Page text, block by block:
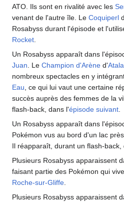
ATO. Ils sont en rivalité avec les
venant de l'autre île. Le Coquiperl
Rosabyss durant l'épisode et
Rocket
Un Rosabyss apparaît dans
Juan . Le Champion d'Arène d'
nombreux spectacles en y
Eau , ce qui lui vaut une certaine
succès auprès des femmes de la
flash-back, dans l'épisode suivant
Un Rosabyss apparaît dans
Pokémon vus au bord d'un lac
Il réapparaît, durant un flash-back,
Plusieurs Rosabyss apparaissent
faisant partie des Pokémon qui
Roche-sur-Gliffe
Plusieurs Rosabyss apparaissent